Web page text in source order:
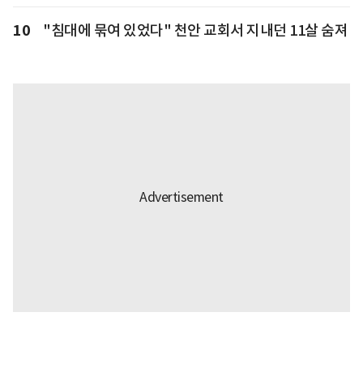
10 "침대에 묶여 있었다" 천안 교회서 지내던 11살 숨져